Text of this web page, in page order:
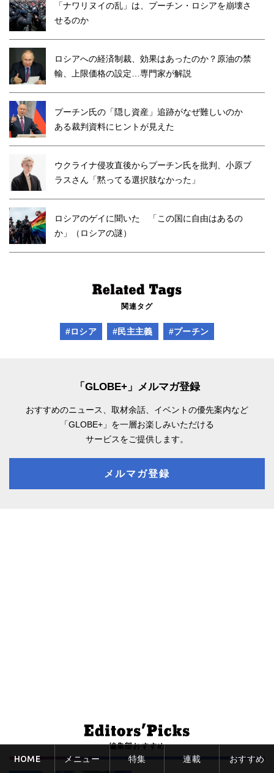
「ナワリヌイの乱」は、プーチン・ロシアを崩壊さ
せるのか
ロシアへの経済制裁、効果はあったのか？原油の禁
輸、上限価格の設定…専門家が解説
プーチン氏の「隠し資産」追跡がなぜ難しいのか
ある裁判資料にヒントが見えた
ウクライナ侵攻直後からプーチン氏を批判、小原ブ
ラスさん「黙ってる選択肢なかった」
ロシアのゲイに聞いた 「この国に自由はあるの
か」（ロシアの謎）
関連タグ
#ロシア #民主主義 #プーチン
「GLOBE+」メルマガ登録
おすすめのニュース、取材余話、 イベントの優先案内など
「GLOBE+」を一層お楽しみいただける
サービスをご提供します。
メルマガ登録
編集部おすすめ
HOME メニュー 特集 連載 おすすめ